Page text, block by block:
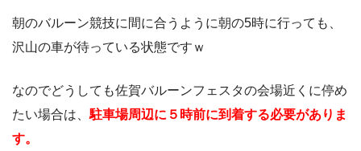
朝のバルーン競技に間に合うように朝の5時に行っても、
沢山の車が待っている状態ですｗ
なのでどうしても佐賀バルーンフェスタの会場近くに停め
たい場合は、 駐車場周辺に５時前に到着する必要がありま
す。